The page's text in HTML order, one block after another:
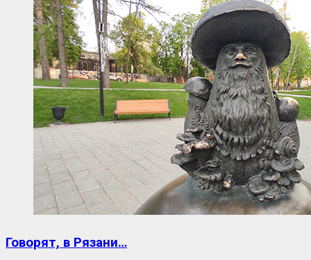
Говорят, в Рязани…